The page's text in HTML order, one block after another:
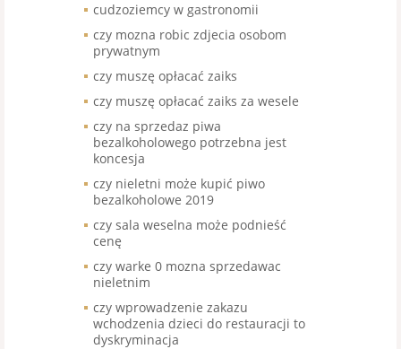
cudzoziemcy w gastronomii
czy mozna robic zdjecia osobom
prywatnym
czy muszę opłacać zaiks
czy muszę opłacać zaiks za wesele
czy na sprzedaz piwa
bezalkoholowego potrzebna jest
koncesja
czy nieletni może kupić piwo
bezalkoholowe 2019
czy sala weselna może podnieść
cenę
czy warke 0 mozna sprzedawac
nieletnim
czy wprowadzenie zakazu
wchodzenia dzieci do restauracji to
dyskryminacja